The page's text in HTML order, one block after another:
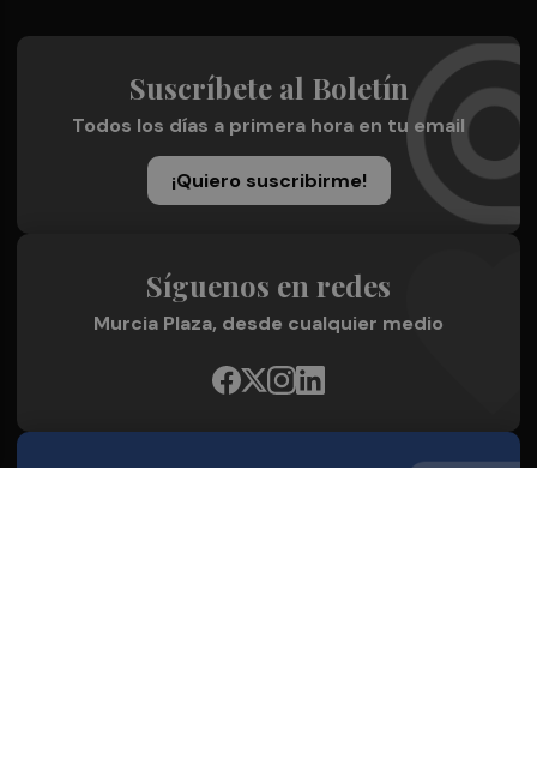
Suscríbete al Boletín
Todos los días a primera hora en tu email
¡Quiero suscribirme!
Síguenos en redes
Murcia Plaza, desde cualquier medio